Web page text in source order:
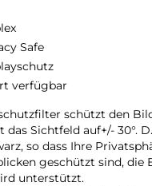
Safe
verfügbar
schützt den
Sichtfeld auf+/- 30°.
so dass Ihre
geschützt sind, die
unterstützt.